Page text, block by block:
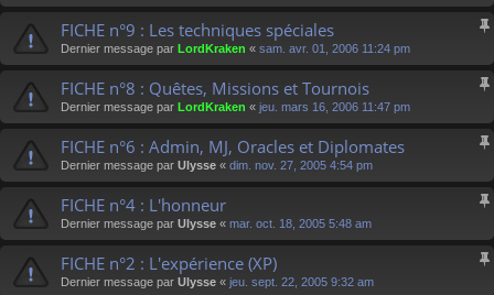
FICHE n°9 : Les techniques spéciales
Dernier message par LordKraken « sam. avr. 01, 2006 11:24 pm
FICHE n°8 : Quêtes, Missions et Tournois
Dernier message par LordKraken « jeu. mars 16, 2006 11:47 pm
FICHE n°6 : Admin, MJ, Oracles et Diplomates
Dernier message par Ulysse « dim. nov. 27, 2005 4:54 pm
FICHE n°4 : L'honneur
Dernier message par Ulysse « mar. oct. 18, 2005 5:48 am
FICHE n°2 : L'expérience (XP)
Dernier message par Ulysse « jeu. sept. 22, 2005 9:32 am